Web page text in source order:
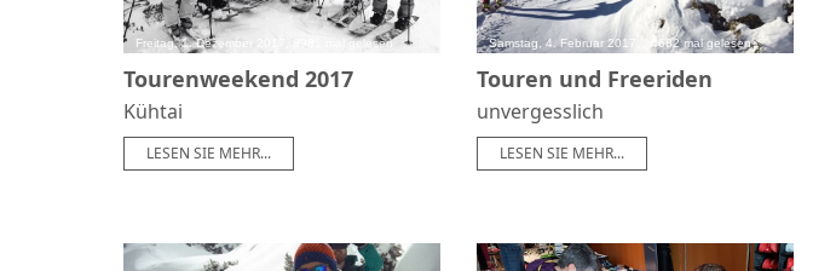
Freitag, 1. Dezember 2017, 8981 mal gelesen
Tourenweekend 2017
Kühtai
LESEN SIE MEHR...
Samstag, 4. Februar 2017, 14682 mal gelesen
Touren und Freeriden
unvergesslich
LESEN SIE MEHR...